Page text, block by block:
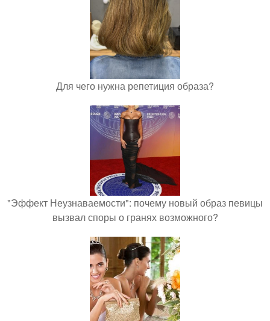
Для чего нужна репетиция образа?
"Эффект Неузнаваемости": почему новый образ певицы
вызвал споры о гранях возможного?